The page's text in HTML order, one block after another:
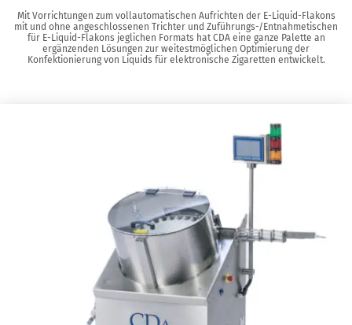
Mit Vorrichtungen zum vollautomatischen Aufrichten der E-Liquid-Flakons
mit und ohne angeschlossenen Trichter und Zuführungs-/‌Entnahmetischen
für E-Liquid-Flakons jeglichen Formats hat CDA eine ganze Palette an
ergänzenden Lösungen zur weitestmöglichen Optimierung der
Konfektionierung von Liquids für elektronische Zigaretten entwickelt.